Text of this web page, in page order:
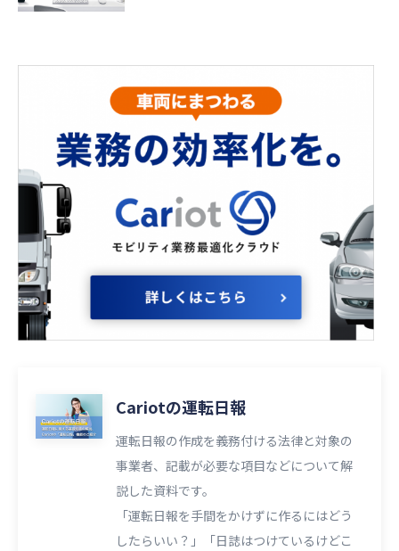
Cariotの運転日報
運転日報の作成を義務付ける法律と対象の
事業者、記載が必要な項目などについて解
説した資料です。
「運転日報を手間をかけずに作るにはどう
したらいい？」「日誌はつけているけどこ